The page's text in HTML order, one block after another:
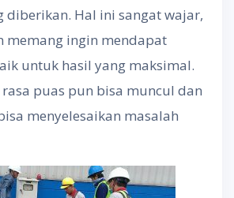
diberikan. Hal ini sangat wajar,
memang ingin mendapat
untuk hasil yang maksimal.
puas pun bisa muncul dan
menyelesaikan masalah